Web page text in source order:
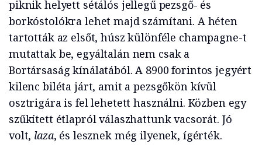
piknik helyett sétálós jellegű pezsgő- és
borkóstolókra lehet majd számítani. A héten
tartották az elsőt, húsz különféle champagne-t
mutattak be, egyáltalán nem csak a
Bortársaság kínálatából. A 8900 forintos jegyért
kilenc biléta járt, amit a pezsgőkön kívül
osztrigára is fel lehetett használni. Közben egy
szűkített étlapról válaszhattunk vacsorát. Jó
volt, laza, és lesznek még ilyenek, ígérték.